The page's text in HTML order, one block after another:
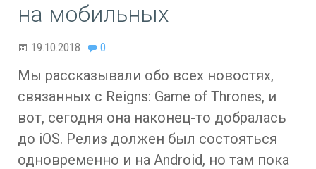
на мобильных
19.10.2018 0
Мы рассказывали обо всех новостях,
связанных с Reigns: Game of Thrones, и
вот, сегодня она наконец-то добралась
до iOS. Релиз должен был состояться
одновременно и на Android, но там пока